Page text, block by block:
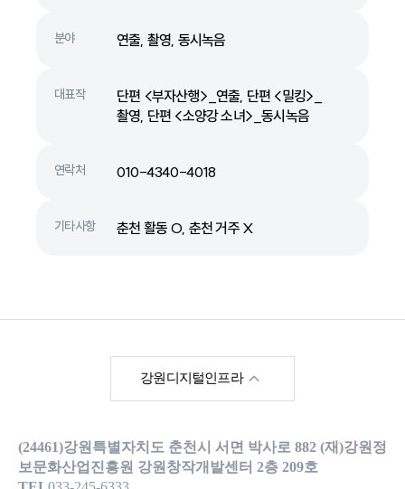
분야 연출, 촬영, 동시녹음
대표작
단편 <부자산행>_연출, 단편 <밀킹>_
촬영, 단편 <소양강 소녀>_동시녹음
연락처 010-4340-4018
기타사항 춘천 활동 O, 춘천 거주 X
강원디지털인프라
한국영상위원회
강원메타버스지원센
터
(24461)강원특별자치도 춘천시 서면 박사로 882 (재)강원정
보문화산업진흥원 강원창작개발센터 2층 209호